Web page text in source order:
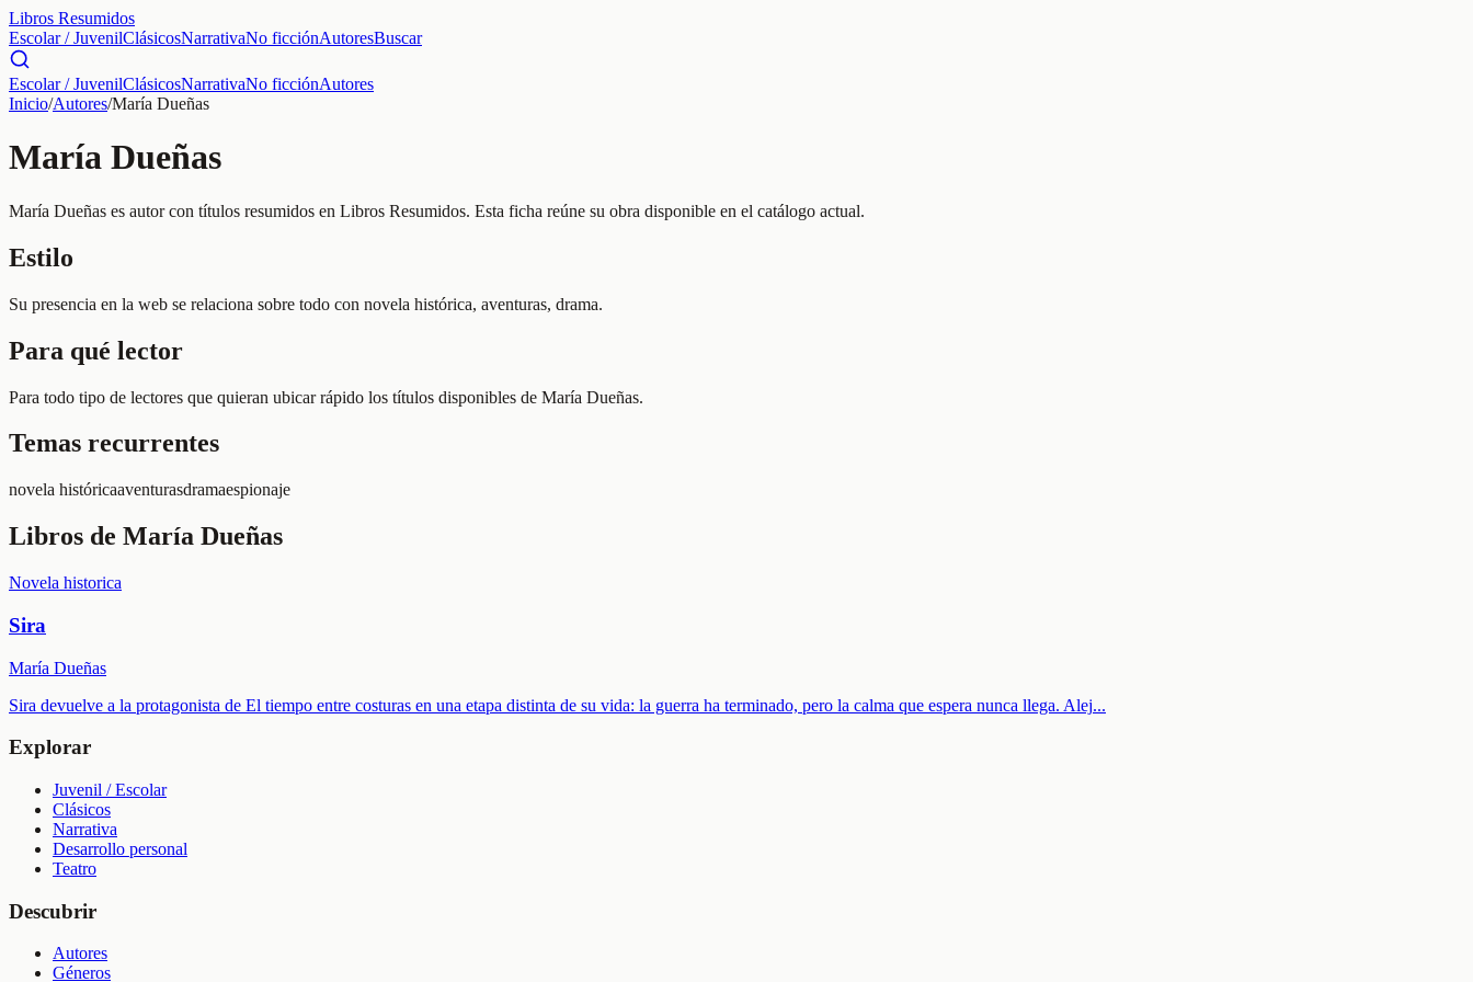
Libros Resumidos
Escolar / JuvenilClásicosNarrativaNo ficciónAutoresBuscar
Escolar / JuvenilClásicosNarrativaNo ficciónAutores
Inicio/Autores/María Dueñas
María Dueñas
María Dueñas es autor con títulos resumidos en Libros Resumidos. Esta ficha reúne su obra disponible en el catálogo actual.
Estilo
Su presencia en la web se relaciona sobre todo con novela histórica, aventuras, drama.
Para qué lector
Para todo tipo de lectores que quieran ubicar rápido los títulos disponibles de María Dueñas.
Temas recurrentes
novela históricaaventurasdramaespionaje
Libros de María Dueñas
Novela historica
Sira
María Dueñas
Sira devuelve a la protagonista de El tiempo entre costuras en una etapa distinta de su vida: la guerra ha terminado, pero la calma que espera nunca llega. Alej...
Explorar
Juvenil / Escolar
Clásicos
Narrativa
Desarrollo personal
Teatro
Descubrir
Autores
Géneros